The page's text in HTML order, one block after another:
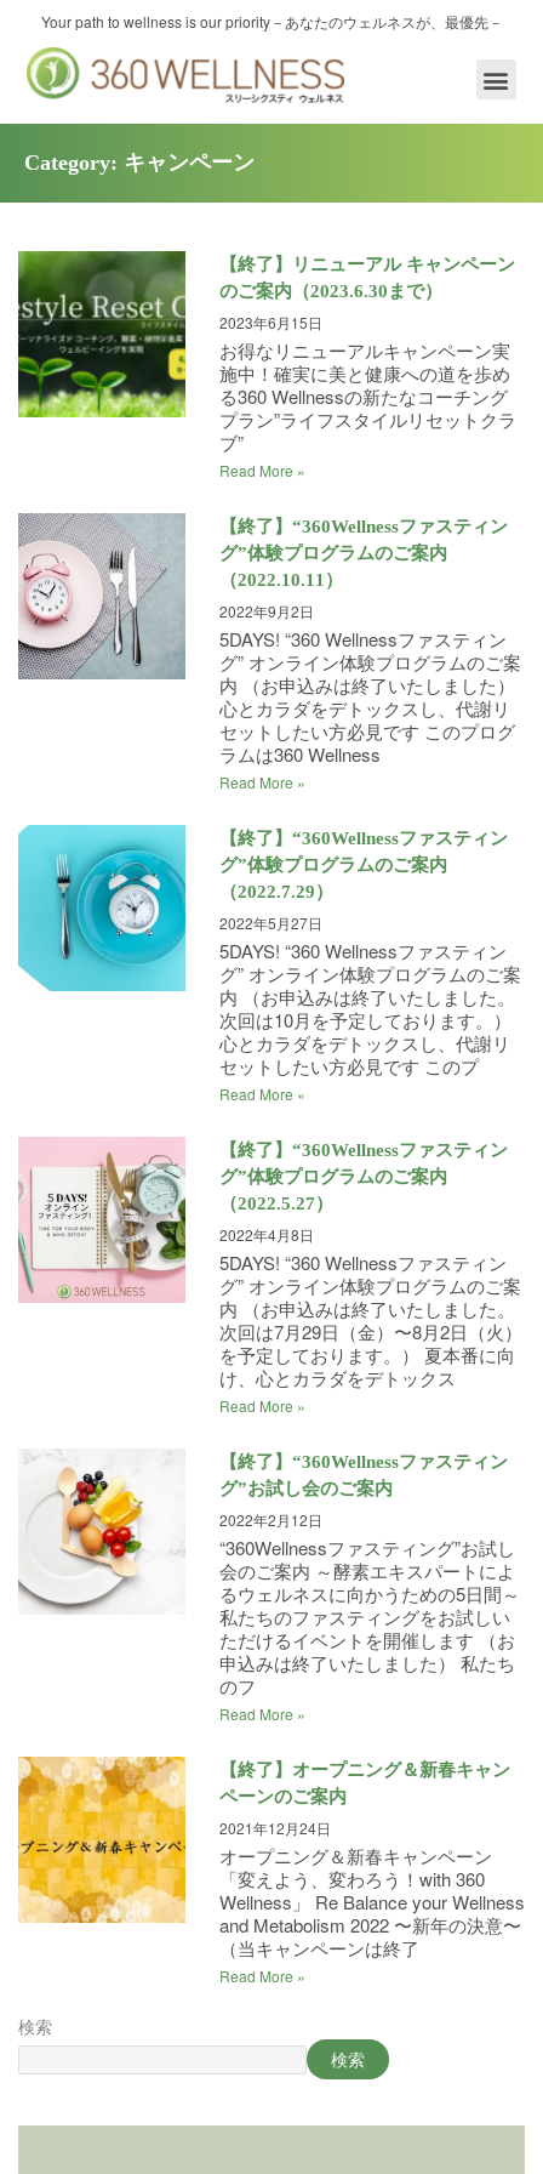
キ
Your path to wellness is our priority－あなたのウェルネスが、最優先－
Category: キャンペーン
【終了】リニューアル キャンペーン
のご案内（2023.6.30まで）
2023年6月15日
お得なリニューアルキャンペーン実
施中！確実に美と健康への道を歩め
る360 Wellnessの新たなコーチング
プラン”ライフスタイルリセットクラ
ブ”
Read More »
【終了】“360Wellnessファスティン
グ”体験プログラムのご案内
（2022.10.11）
2022年9月2日
5DAYS! “360 Wellnessファスティン
グ” オンライン体験プログラムのご案
内 （お申込みは終了いたしました）
心とカラダをデトックスし、代謝リ
セットしたい方必見です このプログ
ラムは360 Wellness
Read More »
【終了】“360Wellnessファスティン
グ”体験プログラムのご案内
（2022.7.29）
2022年5月27日
5DAYS! “360 Wellnessファスティン
グ” オンライン体験プログラムのご案
内 （お申込みは終了いたしました。
次回は10月を予定しております。）
心とカラダをデトックスし、代謝リ
セットしたい方必見です このプ
Read More »
【終了】“360Wellnessファスティン
グ”体験プログラムのご案内
（2022.5.27）
2022年4月8日
5DAYS! “360 Wellnessファスティン
グ” オンライン体験プログラムのご案
内 （お申込みは終了いたしました。
次回は7月29日（金）〜8月2日（火）
を予定しております。） 夏本番に向
け、心とカラダをデトックス
Read More »
【終了】“360Wellnessファスティン
グ”お試し会のご案内
2022年2月12日
“360Wellnessファスティング”お試し
会のご案内 ～酵素エキスパートによ
るウェルネスに向かうための5日間～
私たちのファスティングをお試しい
ただけるイベントを開催します （お
申込みは終了いたしました） 私たち
のフ
Read More »
【終了】オープニング＆新春キャン
ペーンのご案内
2021年12月24日
オープニング＆新春キャンペーン
「変えよう、変わろう！with 360
Wellness」 Re Balance your Wellness
and Metabolism 2022 〜新年の決意〜
（当キャンペーンは終了
Read More »
検索
検索